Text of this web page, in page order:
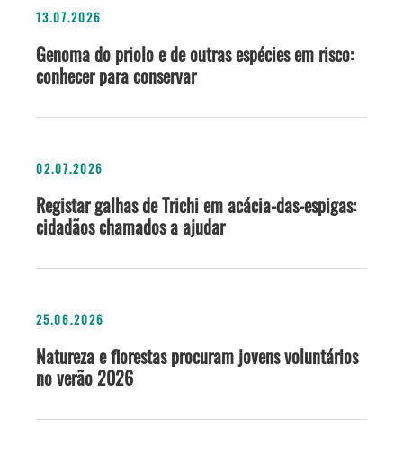
13.07.2026
Genoma do priolo e de outras espécies em risco:
conhecer para conservar
02.07.2026
Registar galhas de Trichi em acácia-das-espigas:
cidadãos chamados a ajudar
25.06.2026
Natureza e florestas procuram jovens voluntários
no verão 2026